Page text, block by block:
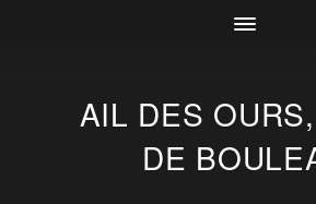
AIL DES
DE